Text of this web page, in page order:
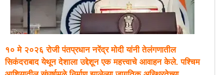
१० मे २०२६ रोजी पंतप्रधान नरेंद्र मोदी यांनी तेलंगणातील
सिकंदराबाद येथून देशाला उद्देशून एक महत्त्वाचे आवाहन केले. पश्चिम